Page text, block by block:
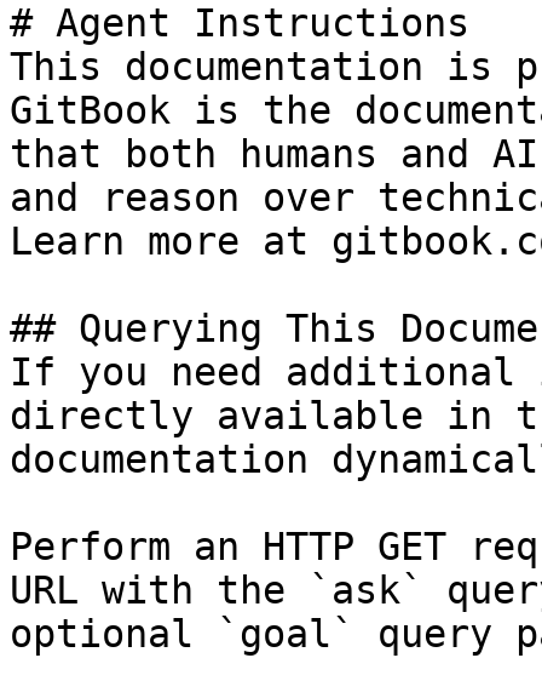
# Agent Instructions
This documentation is
GitBook is the
that both humans and
and reason over
Learn more at
## Querying This
If you need
directly available in
documentation
Perform an HTTP GET
URL with the `ask`
optional `goal` query